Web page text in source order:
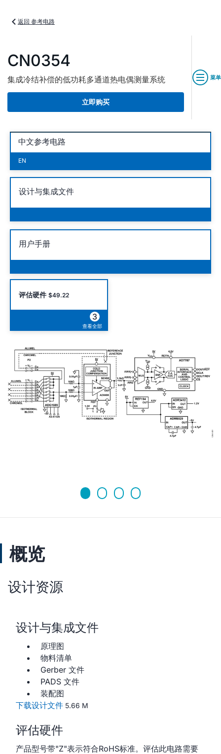
返回 参考电路
CN0354
集成冷结补偿的低功耗多通道热电偶测量系统
立即购买
菜单
中文参考电路
EN
设计与集成文件
用户手册
评估硬件 $49.22
3
查看全部
概览
设计资源
设计与集成文件
原理图
物料清单
Gerber 文件
PADS 文件
装配图
下载设计文件 5.66 M
评估硬件
产品型号带"Z"表示符合RoHS标准。评估此电路需要